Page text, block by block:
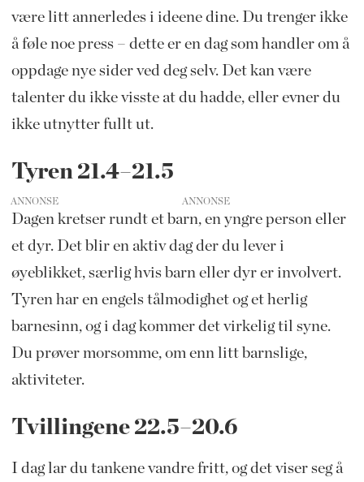
være litt annerledes i ideene dine. Du trenger ikke
å føle noe press – dette er en dag som handler om å
oppdage nye sider ved deg selv. Det kan være
talenter du ikke visste at du hadde, eller evner du
ikke utnytter fullt ut.
Tyren 21.4–21.5
ANNONSE
Dagen kretser rundt et barn, en yngre person eller
et dyr. Det blir en aktiv dag der du lever i
øyeblikket, særlig hvis barn eller dyr er involvert.
Tyren har en engels tålmodighet og et herlig
barnesinn, og i dag kommer det virkelig til syne.
Du prøver morsomme, om enn litt barnslige,
aktiviteter.
Tvillingene 22.5–20.6
I dag lar du tankene vandre fritt, og det viser seg å